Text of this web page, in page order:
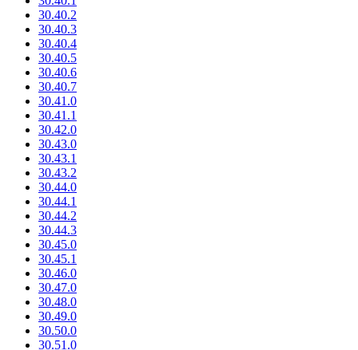
30.40.2
30.40.3
30.40.4
30.40.5
30.40.6
30.40.7
30.41.0
30.41.1
30.42.0
30.43.0
30.43.1
30.43.2
30.44.0
30.44.1
30.44.2
30.44.3
30.45.0
30.45.1
30.46.0
30.47.0
30.48.0
30.49.0
30.50.0
30.51.0